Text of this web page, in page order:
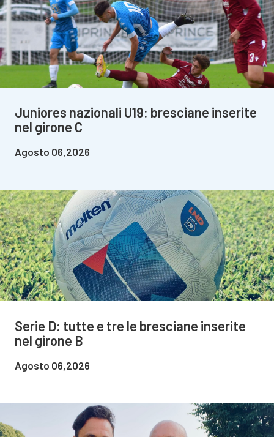
Juniores nazionali U19: bresciane inserite
nel girone C
Agosto 06,2026
Serie D: tutte e tre le bresciane inserite
nel girone B
Agosto 06,2026